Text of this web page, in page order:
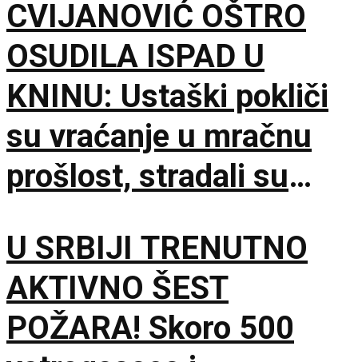
CVIJANOVIĆ OŠTRO
OSUDILA ISPAD U
KNINU: Ustaški pokliči
su vraćanje u mračnu
prošlost, stradali su
Srbi
U SRBIJI TRENUTNO
AKTIVNO ŠEST
POŽARA! Skoro 500